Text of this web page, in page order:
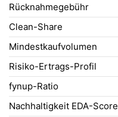
Rücknahmegebühr
Clean-Share
Mindestkaufvolumen
Risiko-Ertrags-Profil
fynup-Ratio
Nachhaltigkeit EDA-Score